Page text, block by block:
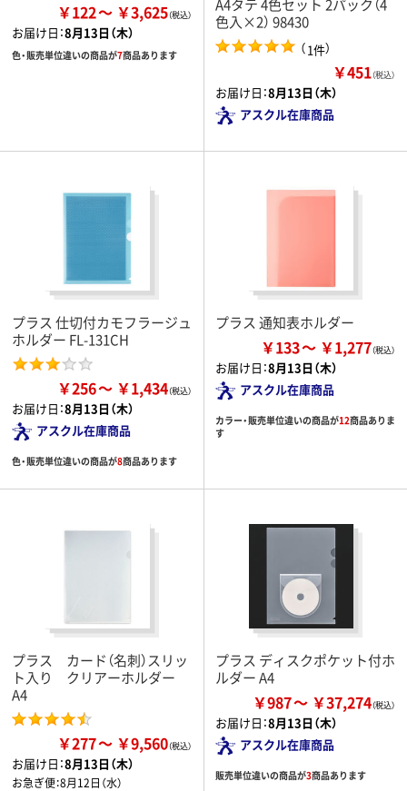
￥122 ￥3,625
お届け日：8月13日（木）
色・販売単位違いの商品が7商品あります
A4タテ 4色セット 2パック（4
色入×2） 98430
（1件）
￥451（税込）
お届け日：8月13日（木）
アスクル在庫商品
プラス 仕切付カモフラージュ
ホルダー FL-131CH
￥256 ￥1,434
お届け日：8月13日（木）
アスクル在庫商品
色・販売単位違いの商品が8商品あります
プラス 通知表ホルダー
￥133 ￥1,277
お届け日：8月13日（木）
アスクル在庫商品
カラー・販売単位違いの商品が12商品ありま
す
プラス カード（名刺）スリッ
ト入り クリアーホルダー
A4
￥277 ￥9,560
お届け日：8月13日（木）
お急ぎ便：8月12日（水）
プラス ディスクポケット付ホ
ルダー A4
￥987 ￥37,274
お届け日：8月13日（木）
アスクル在庫商品
販売単位違いの商品が3商品あります